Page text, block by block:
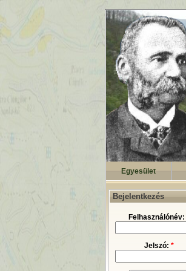
Egyesület
Bejelentkezés
Felhasználónév:
Jelszó: *